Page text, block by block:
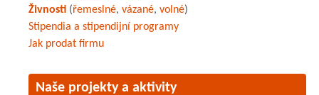
Živnosti (řemeslné, vázané, volné)
Stipendia a stipendijní programy
Jak prodat firmu
Naše projekty a aktivity